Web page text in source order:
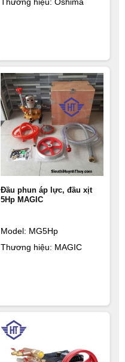
Đầu phun áp lực, đầu xịt
5Hp MAGIC
Model: MG5Hp
Thương hiệu: MAGIC